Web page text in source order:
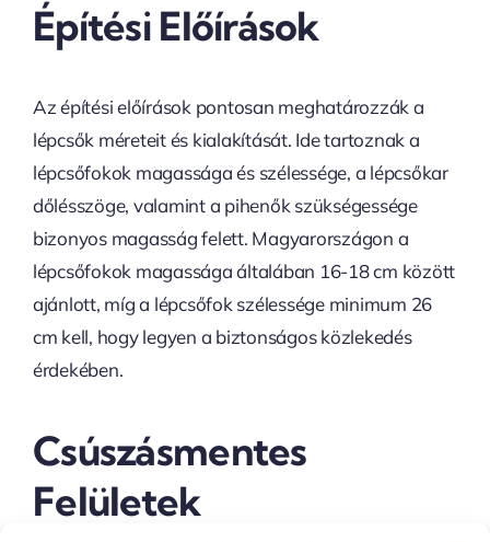
Építési Előírások
Az építési előírások pontosan meghatározzák a
lépcsők méreteit és kialakítását. Ide tartoznak a
lépcsőfokok magassága és szélessége, a lépcsőkar
dőlésszöge, valamint a pihenők szükségessége
bizonyos magasság felett. Magyarországon a
lépcsőfokok magassága általában 16-18 cm között
ajánlott, míg a lépcsőfok szélessége minimum 26
cm kell, hogy legyen a biztonságos közlekedés
érdekében.
Csúszásmentes
Felületek